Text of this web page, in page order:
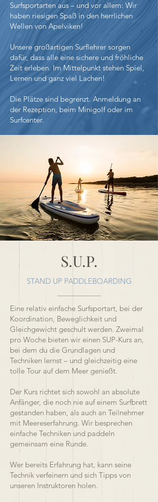
Surfsportarten aus – und vor allem: Wir
haben riesigen Spaß in den herrlichen
Wellen von Apelviken!
Unsere großartigen Surflehrer sorgen
dafür, dass alle eine sichere und fröhliche
Zeit erleben. Im Mittelpunkt stehen Spiel,
Lernen und ganz viel Lachen!
Die Plätze sind begrenzt. Anmeldung an
der Rezeption, beim Minigolf oder im
Surfcenter.
S.U.P.
STAND UP PADDLEBOARDING
Eine relativ einfache Surfsportart, bei der
Koordination, Beweglichkeit und
Gleichgewicht geschult werden. Zweimal
pro Woche bieten wir einen SUP-Kurs an,
bei dem du die Grundlagen und
Techniken lernst – und gleichzeitig eine
tolle Tour auf dem Meer genießt.
Der Kurs richtet sich sowohl an absolute
Anfänger, die noch nie auf einem Surfbrett
gestanden haben, als auch an Teilnehmer
mit Meereserfahrung. Wir besprechen
einfache Techniken und paddeln
gemeinsam eine Runde.
Wer bereits Erfahrung hat, kann seine
Technik verfeinern und sich Tipps von
unseren Instruktoren holen.